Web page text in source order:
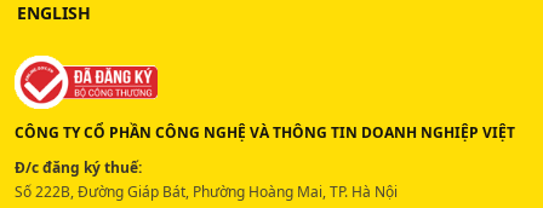
ENGLISH
CÔNG TY CỔ PHẦN CÔNG NGHỆ VÀ THÔNG TIN DOANH NGHIỆP VIỆT
Đ/c đăng ký thuế:
Số 222B, Đường Giáp Bát, Phường Hoàng Mai, TP. Hà Nội